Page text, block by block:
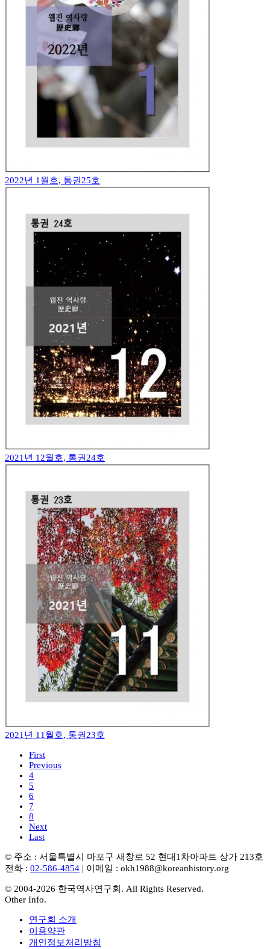
2022년 1월호, 통권25호
2021년 12월호, 통권24호
2021년 11월호, 통권23호
First
Previous
4
5
6
7
8
Next
Last
© 주소 : 서울특별시 마포구 새창로 52 현대1차아파트 상가 213호
전화 : 02-586-4854 | 이메일 : okh1988@koreanhistory.org
© 2004-2026 한국역사연구회. All Rights Reserved.
Other Info.
연구회 소개
이용약관
개인정보처리방침